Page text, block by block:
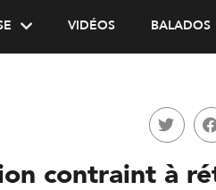
VIDÉOS BALADOS
contraint à